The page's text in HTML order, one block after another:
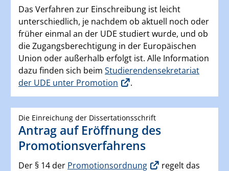
Das Verfahren zur Einschreibung ist leicht
unterschiedlich, je nachdem ob aktuell noch oder
früher einmal an der UDE studiert wurde, und ob
die Zugangsberechtigung in der Europäischen
Union oder außerhalb erfolgt ist. Alle Information
dazu finden sich beim Studierendensekretariat
der UDE unter Promotion
.
Die Einreichung der Dissertationsschrift
Antrag auf Eröffnung des
Promotionsverfahrens
Der § 14 der Promotionsordnung regelt das